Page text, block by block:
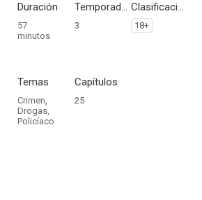
Duración
57
minutos
Temporadas
3
Clasificación por edades
18+
Temas
Crimen,
Drogas,
Policíaco
Capítulos
25